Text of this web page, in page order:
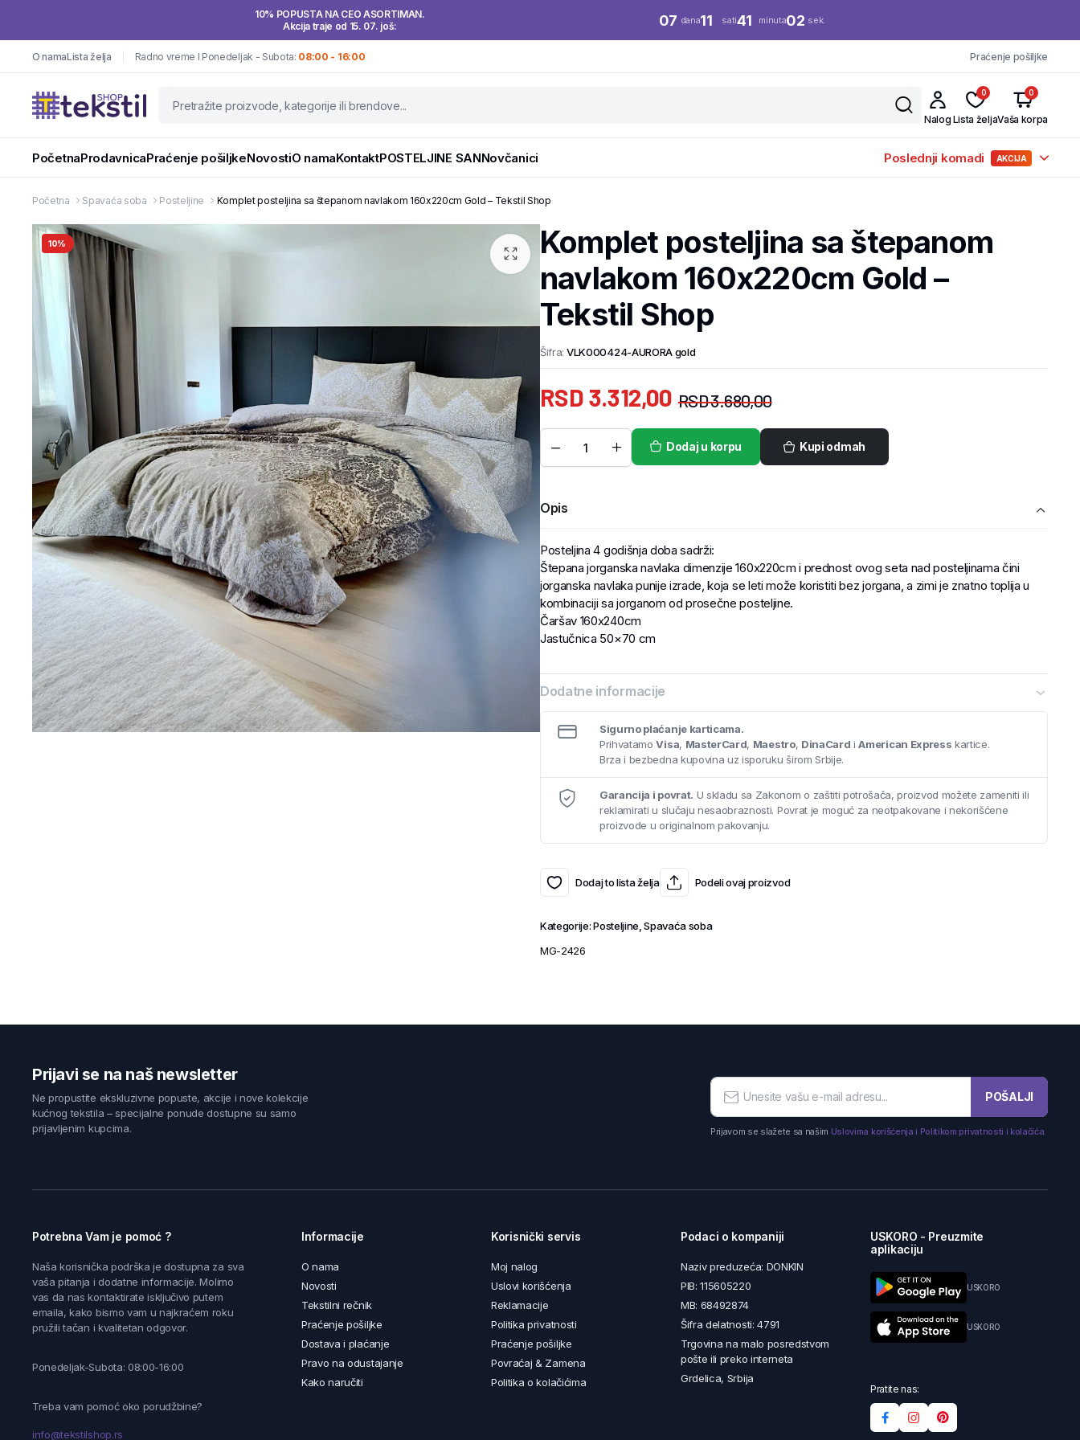
10% POPUSTA NA CEO ASORTIMAN.
Akcija traje od 15. 07. još:
07 dana11 sati41 minuta02 sek.
O namaLista želja Radno vreme I Ponedeljak - Subota: 08:00 - 16:00 Praćenje pošiljke
Nalog
0
Lista želja
0
Vaša korpa
PočetnaProdavnicaPraćenje pošiljkeNovostiO namaKontaktPOSTELJINE SANNovčanici Poslednji komadi AKCIJA
Početna Spavaća soba Posteljine Komplet posteljina sa štepanom navlakom 160x220cm Gold – Tekstil Shop
10%
Komplet posteljina sa štepanom
navlakom 160x220cm Gold –
Tekstil Shop
Šifra: VLK000424-AURORA gold
RSD3.680,00
RSD3.312,00
Dodaj u korpu Kupi odmah
Opis
Posteljina 4 godišnja doba sadrži:
Štepana jorganska navlaka dimenzije 160x220cm i prednost ovog seta nad posteljinama čini
jorganska navlaka punije izrade, koja se leti može koristiti bez jorgana, a zimi je znatno toplija u
kombinaciji sa jorganom od prosečne posteljine.
Čaršav 160x240cm
Jastučnica 50×70 cm
Dodatne informacije
Sigurno plaćanje karticama.
PrihvatamoVisa, MasterCard, Maestro, DinaCard iAmerican Express kartice.
Brza i bezbedna kupovina uz isporuku širom Srbije.
Garancija i povrat. U skladu sa Zakonom o zaštiti potrošača, proizvod možete zameniti ili
reklamirati u slučaju nesaobraznosti. Povrat je moguć za neotpakovane i nekorišćene
proizvode u originalnom pakovanju.
Dodaj to lista želja Podeli ovaj proizvod
Kategorije:Posteljine ,Spavaća soba
MG-2426
Prijavi se na naš newsletter
Ne propustite ekskluzivne popuste, akcije i nove kolekcije
kućnog tekstila – specijalne ponude dostupne su samo
prijavljenim kupcima.
POŠALJI
Prijavom se slažete sa našim Uslovima korišćenja i Politikom privatnosti i kolačića.
Potrebna Vam je pomoć ?
Naša korisnička podrška je dostupna za sva
vaša pitanja i dodatne informacije. Molimo
vas da nas kontaktirate isključivo putem
emaila, kako bismo vam u najkraćem roku
pružili tačan i kvalitetan odgovor.
Ponedeljak-Subota: 08:00-16:00
Treba vam pomoć oko porudžbine?
info@tekstilshop.rs
Informacije
O nama
Novosti
Tekstilni rečnik
Praćenje pošiljke
Dostava i plaćanje
Pravo na odustajanje
Kako naručiti
Korisnički servis
Moj nalog
Uslovi korišćenja
Reklamacije
Politika privatnosti
Praćenje pošiljke
Povraćaj & Zamena
Politika o kolačićima
Podaci o kompaniji
Naziv preduzeća: DONKIN
PIB: 115605220
MB: 68492874
Šifra delatnosti: 4791
Trgovina na malo posredstvom
pošte ili preko interneta
Grdelica, Srbija
USKORO - Preuzmite
aplikaciju
USKORO
USKORO
Pratite nas: